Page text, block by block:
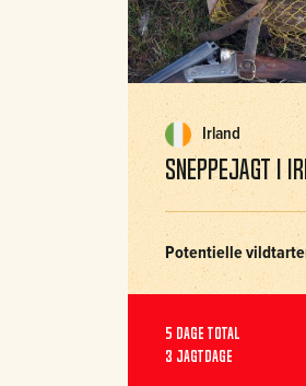
Irland
Sneppejagt i
Potentielle
5 dage total
3 jagtdage